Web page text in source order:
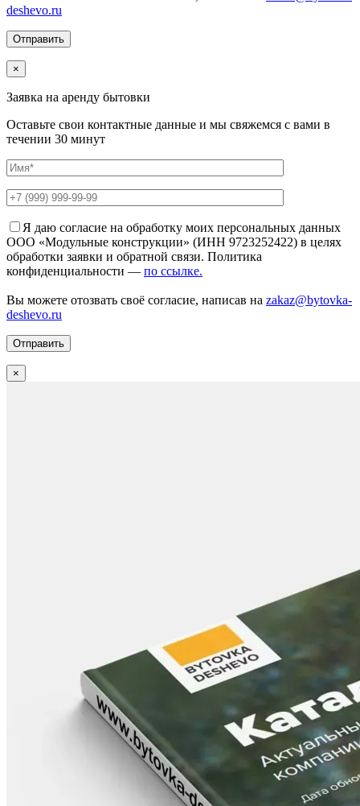
deshevo.ru
×
Заявка на аренду бытовки
Оставьте свои контактные данные и мы свяжемся с вами в
течении 30 минут
Я даю согласие на обработку моих персональных данных
ООО «Модульные конструкции» (ИНН 9723252422) в целях
обработки заявки и обратной связи. Политика
конфиденциальности — по ссылке.
Вы можете отозвать своё согласие, написав на zakaz@bytovka-
deshevo.ru
×